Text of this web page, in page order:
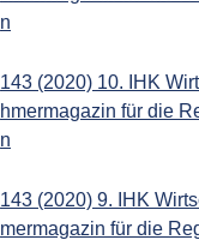
n
143 (2020) 10. IHK
hmermagazin für die
n
143 (2020) 9. IHK
mermagazin für die